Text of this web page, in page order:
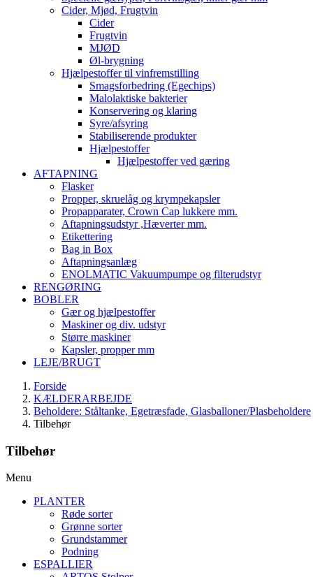
Cider, Mjød, Frugtvin
Cider
Frugtvin
MJØD
Øl-brygning
Hjælpestoffer til vinfremstilling
Smagsforbedring (Egechips)
Malolaktiske bakterier
Konservering og klaring
Syre/afsyring
Stabiliserende produkter
Hjælpestoffer
Hjælpestoffer ved gæring
AFTAPNING
Flasker
Propper, skruelåg og krympekapsler
Propapparater, Crown Cap lukkere mm.
Aftapningsudstyr ,Hæverter mm.
Etikettering
Bag in Box
Aftapningsanlæg
ENOLMATIC Vakuumpumpe og filterudstyr
RENGØRING
BOBLER
Gær og hjælpestoffer
Maskiner og div. udstyr
Større maskiner
Kapsler, propper mm
LEJE/BRUGT
Forside
KÆLDERARBEJDE
Beholdere: Ståltanke, Egetræsfade, Glasballoner/Plasbeholdere
Tilbehør
Tilbehør
Menu
PLANTER
Røde sorter
Grønne sorter
Grundstammer
Podning
ESPALLIER